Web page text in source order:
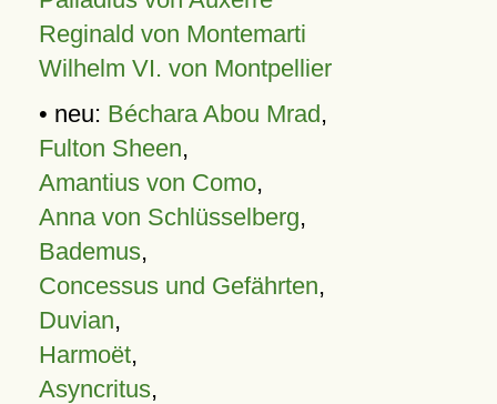
Reginald von Montemarti
Wilhelm VI. von Montpellier
• neu: Béchara Abou Mrad,
Fulton Sheen,
Amantius von Como,
Anna von Schlüsselberg,
Bademus,
Concessus und Gefährten,
Duvian,
Harmoët,
Asyncritus,